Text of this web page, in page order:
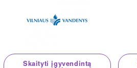
Skaityti įgyvendintą